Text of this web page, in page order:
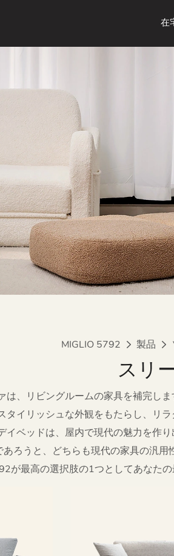
在
MIGLIO 5792 製品
スリ
は、リビングルームの家具を補完し
タイリッシュな外観をもたらし、リ
イベッドは、屋内で現代の魅力を作
あろうと、どちらも現代の家具の汎
が最高の選択肢の1つとしてあなた